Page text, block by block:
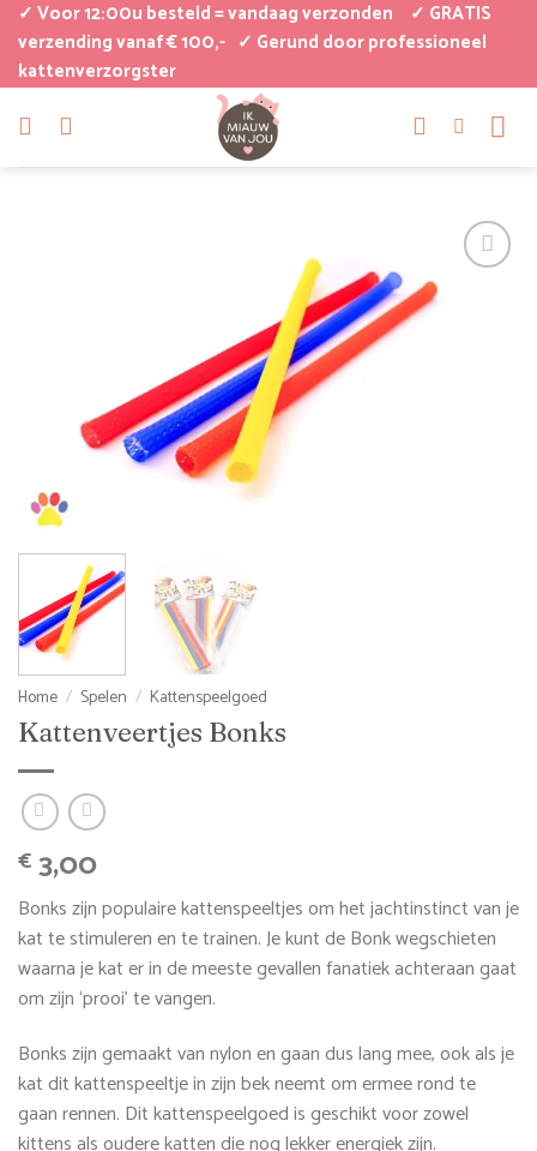
naar
inhoud
✓ Voor 12:00u besteld = vandaag verzonden
✓ GRATIS
verzending vanaf € 100,- ✓ Gerund door professioneel
kattenverzorgster
Home / Spelen / Kattenspeelgoed
Kattenveertjes Bonks
€ 3,00
Bonks zijn populaire kattenspeeltjes om het jachtinstinct van je
kat te stimuleren en te trainen. Je kunt de Bonk wegschieten
waarna je kat er in de meeste gevallen fanatiek achteraan gaat
om zijn ‘prooi’ te vangen.
Bonks zijn gemaakt van nylon en gaan dus lang mee, ook als je
kat dit kattenspeeltje in zijn bek neemt om ermee rond te
gaan rennen. Dit kattenspeelgoed is geschikt voor zowel
kittens als oudere katten die nog lekker energiek zijn.